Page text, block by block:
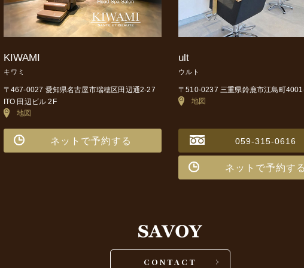
KIWAMI
キワミ
〒467-0027 愛知県名古屋市瑞穂区田辺通2-27
ITO 田辺ビル 2F
地図
ネットで予約する
ult
ウルト
〒510-0237 三重県鈴鹿市江島町
地図
059-315-0616
ネットで予約す
CONTACT